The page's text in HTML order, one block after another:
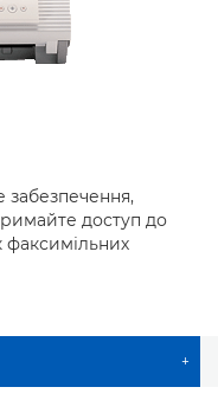
доступ до
факсимільних
+